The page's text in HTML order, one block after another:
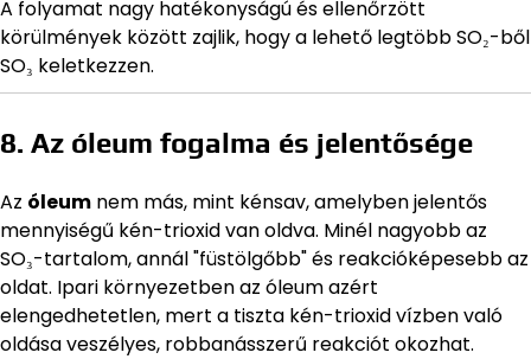
A folyamat nagy hatékonyságú és ellenőrzött
körülmények között zajlik, hogy a lehető legtöbb SO₂-ből
SO₃ keletkezzen.
8. Az óleum fogalma és jelentősége
Az óleum nem más, mint kénsav, amelyben jelentős
mennyiségű kén-trioxid van oldva. Minél nagyobb az
SO₃-tartalom, annál "füstölgőbb" és reakcióképesebb az
oldat. Ipari környezetben az óleum azért
elengedhetetlen, mert a tiszta kén-trioxid vízben való
oldása veszélyes, robbanásszerű reakciót okozhat.